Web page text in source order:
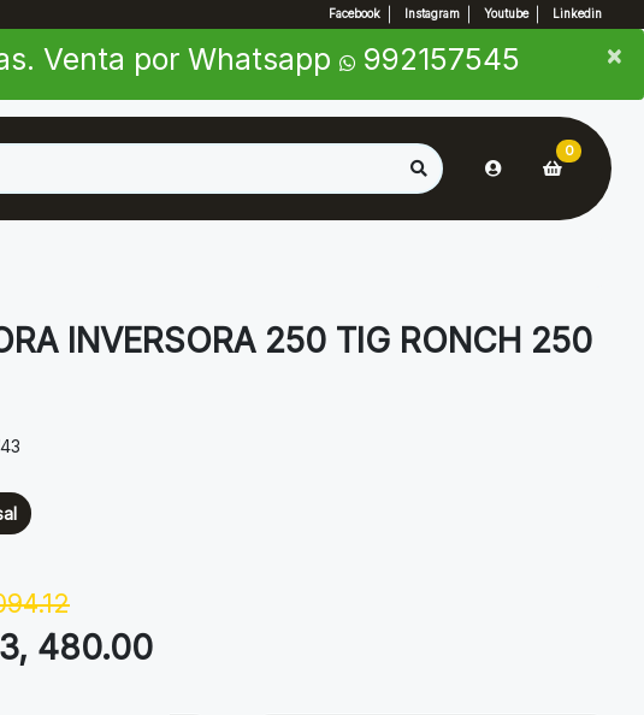
Facebook Instagram Youtube Linkedin
Venta por Whatsapp 992157545 ×
×
0
INVERSORA 250 TIG RONCH 250
480.00